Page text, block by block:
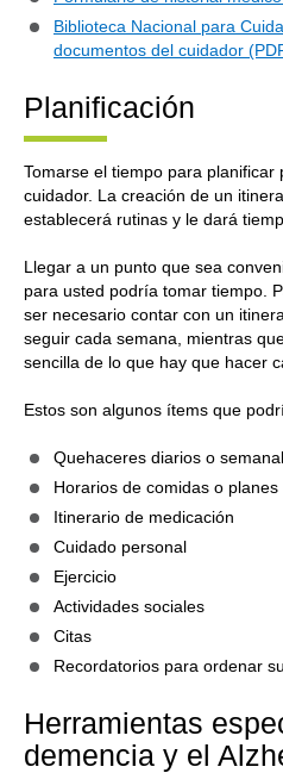
Biblioteca Nacional para
documentos del cuidador
Planificación
Tomarse el tiempo para
cuidador. La creación de un
establecerá rutinas y le dará
Llegar a un punto que sea
para usted podría tomar tiempo.
ser necesario contar con un
seguir cada semana, mientras
sencilla de lo que hay que hacer
Estos son algunos ítems que
Quehaceres diarios o
Horarios de comidas o planes
Itinerario de medicación
Cuidado personal
Ejercicio
Actividades sociales
Citas
Recordatorios para ordenar
Herramientas
demencia y el